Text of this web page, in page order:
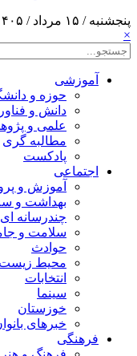
پنجشنبه / ۱۵ مرداد / ۱۴۰۵
×
آموزشی
حوزه و
دانش و
علمی و
مطالبه گری
پادکست
اجتماعی
آموزش و
بهداشت و
چندرسانه ای
سلامت و
حوادث
محیط زیست
انتخابات
سینما
خوزستان
خبرهای
فرهنگی